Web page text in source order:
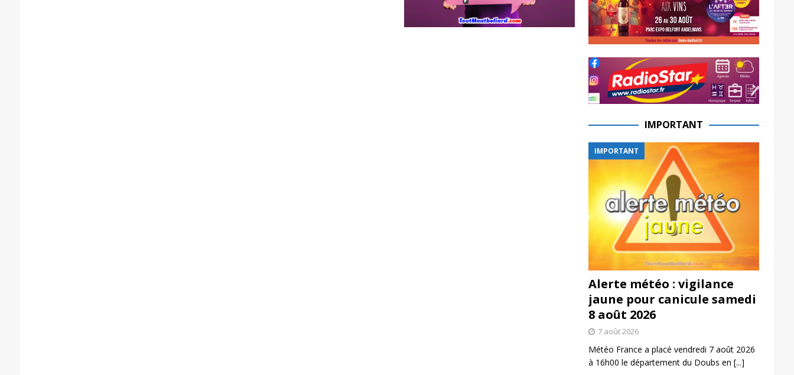
IMPORTANT
IMPORTANT
Alerte météo : vigilance
jaune pour canicule samedi
8 août 2026
7 août 2026
Météo France a placé vendredi 7 août 2026
à 16h00 le département du Doubs en [...]